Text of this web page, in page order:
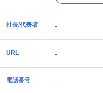
社長/代表者 -
URL -
電話番号 -